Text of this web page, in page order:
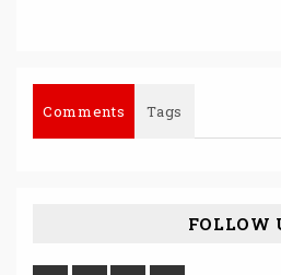
Comments Tags
FOLLOW